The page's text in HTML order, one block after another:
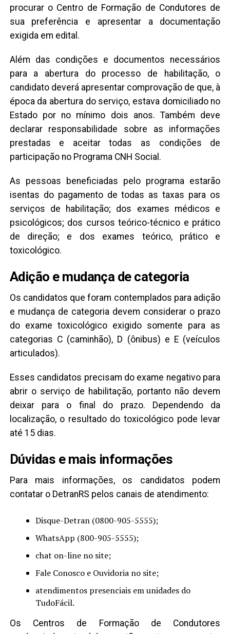
procurar o Centro de Formação de Condutores de
sua preferência e apresentar a documentação
exigida em edital.
Além das condições e documentos necessários
para a abertura do processo de habilitação, o
candidato deverá apresentar comprovação de que, à
época da abertura do serviço, estava domiciliado no
Estado por no mínimo dois anos. Também deve
declarar responsabilidade sobre as informações
prestadas e aceitar todas as condições de
participação no Programa CNH Social.
As pessoas beneficiadas pelo programa estarão
isentas do pagamento de todas as taxas para os
serviços de habilitação; dos exames médicos e
psicológicos; dos cursos teórico-técnico e prático
de direção; e dos exames teórico, prático e
toxicológico.
Adição e mudança de categoria
Os candidatos que foram contemplados para adição
e mudança de categoria devem considerar o prazo
do exame toxicológico exigido somente para as
categorias C (caminhão), D (ônibus) e E (veículos
articulados).
Esses candidatos precisam do exame negativo para
abrir o serviço de habilitação, portanto não devem
deixar para o final do prazo. Dependendo da
localização, o resultado do toxicológico pode levar
até 15 dias.
Dúvidas e mais informações
Para mais informações, os candidatos podem
contatar o DetranRS pelos canais de atendimento:
Disque-Detran (0800-905-5555);
WhatsApp (800-905-5555);
chat on-line no site;
Fale Conosco e Ouvidoria no site;
atendimentos presenciais em unidades do
TudoFácil.
Os Centros de Formação de Condutores